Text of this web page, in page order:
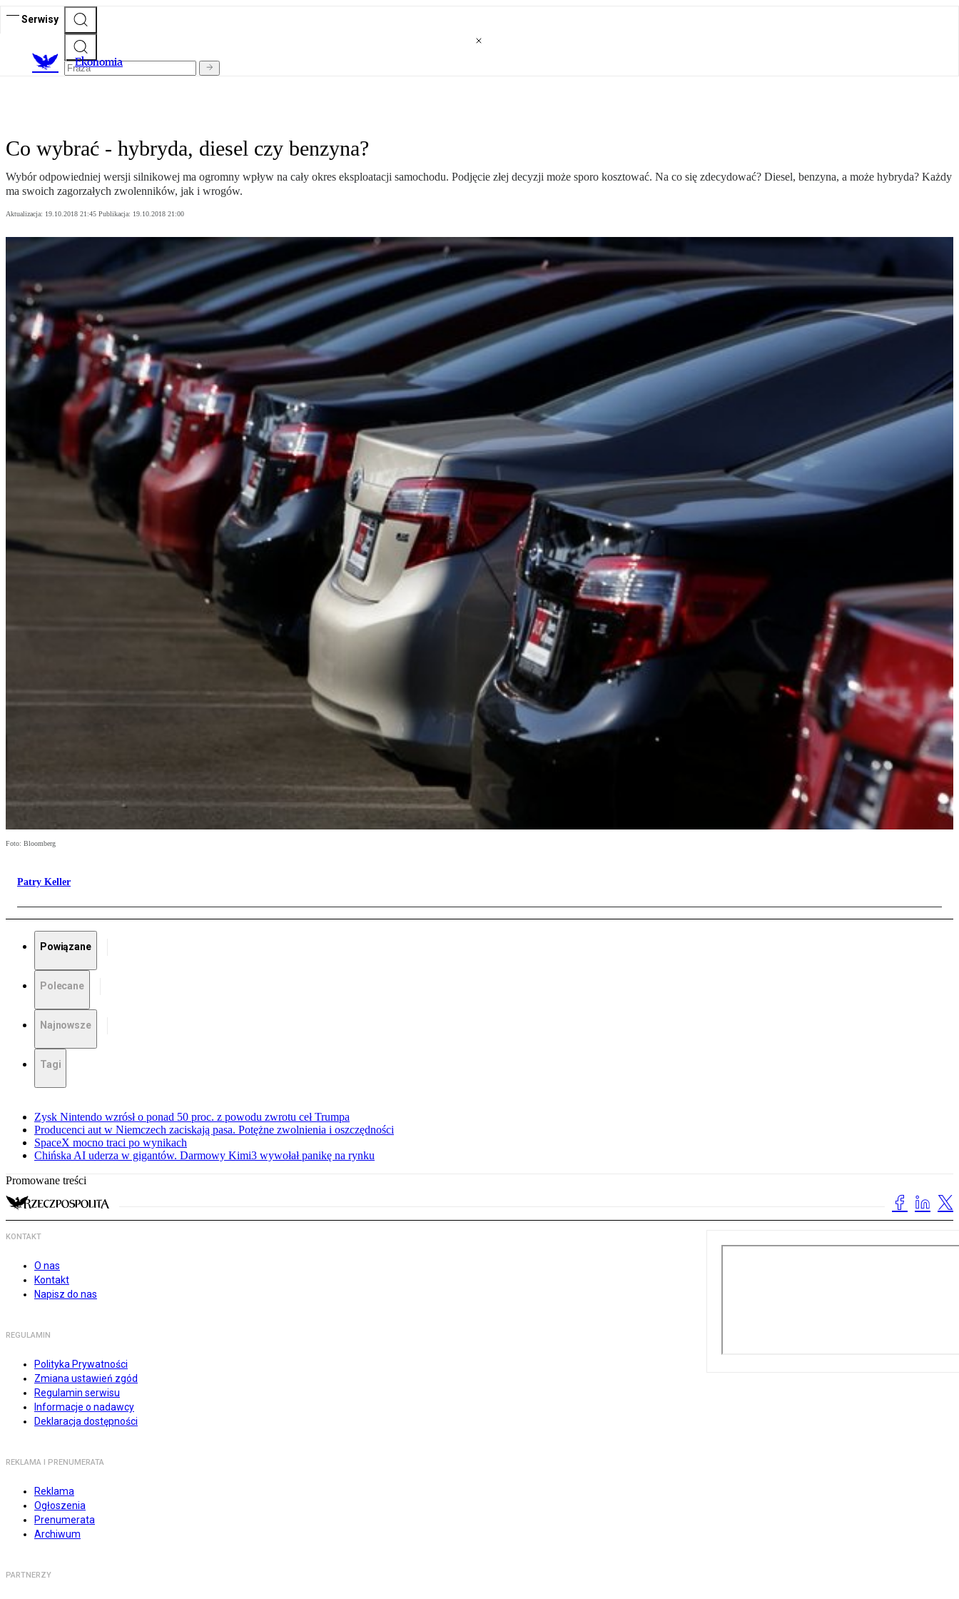
Serwisy
Ekonomia
Co wybrać - hybryda, diesel czy benzyna?
Wybór odpowiedniej wersji silnikowej ma ogromny wpływ na cały okres eksploatacji samochodu. Podjęcie złej decyzji może sporo kosztować. Na co się zdecydować? Diesel, benzyna, a może hybryda? Każdy
ma swoich zagorzałych zwolenników, jak i wrogów.
Aktualizacja: 19.10.2018 21:45 Publikacja: 19.10.2018 21:00
Foto: Bloomberg
Patry Keller
Powiązane
Polecane
Najnowsze
Tagi
Zysk Nintendo wzrósł o ponad 50 proc. z powodu zwrotu ceł Trumpa
Producenci aut w Niemczech zaciskają pasa. Potężne zwolnienia i oszczędności
SpaceX mocno traci po wynikach
Chińska AI uderza w gigantów. Darmowy Kimi3 wywołał panikę na rynku
Promowane treści
KONTAKT
O nas
Kontakt
Napisz do nas
REGULAMIN
Polityka Prywatności
Zmiana ustawień zgód
Regulamin serwisu
Informacje o nadawcy
Deklaracja dostępności
REKLAMA I PRENUMERATA
Reklama
Ogłoszenia
Prenumerata
Archiwum
PARTNERZY